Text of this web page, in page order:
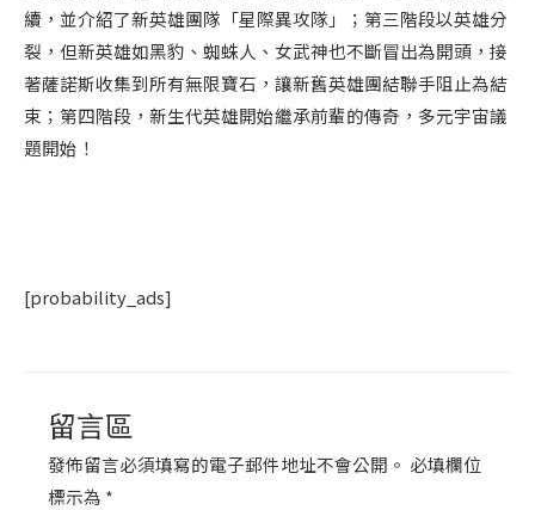
續，並介紹了新英雄團隊「星際異攻隊」；第三階段以英雄分
裂，但新英雄如黑豹、蜘蛛人、女武神也不斷冒出為開頭，接
著薩諾斯收集到所有無限寶石，讓新舊英雄團結聯手阻止為結
束；第四階段，新生代英雄開始繼承前輩的傳奇，多元宇宙議
題開始！
[probability_ads]
留言區
發佈留言必須填寫的電子郵件地址不會公開。 必填欄位
標示為 *